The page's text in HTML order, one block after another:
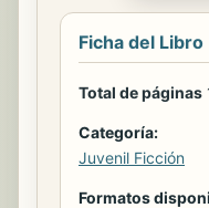
Ficha del Libro
Total de páginas
Categoría:
Juvenil Ficción
Formatos